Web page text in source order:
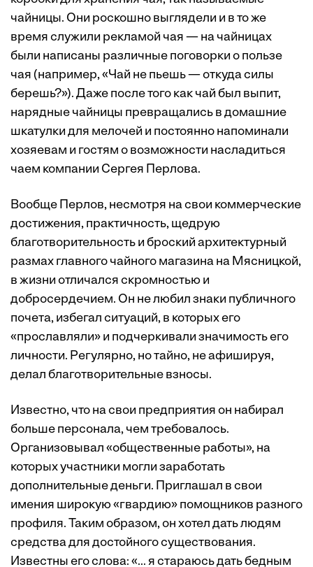
чайницы. Они роскошно выглядели и в то же
время служили рекламой чая — на чайницах
были написаны различные поговорки о пользе
чая (например, «Чай не пьешь — откуда силы
берешь?»). Даже после того как чай был выпит,
нарядные чайницы превращались в домашние
шкатулки для мелочей и постоянно напоминали
хозяевам и гостям о возможности насладиться
чаем компании Сергея Перлова.
Вообще Перлов, несмотря на свои коммерческие
достижения, практичность, щедрую
благотворительность и броский архитектурный
размах главного чайного магазина на Мясницкой,
в жизни отличался скромностью и
добросердечием. Он не любил знаки публичного
почета, избегал ситуаций, в которых его
«прославляли» и подчеркивали значимость его
личности. Регулярно, но тайно, не афишируя,
делал благотворительные взносы.
Известно, что на свои предприятия он набирал
больше персонала, чем требовалось.
Организовывал «общественные работы», на
которых участники могли заработать
дополнительные деньги. Приглашал в свои
имения широкую «гвардию» помощников разного
профиля. Таким образом, он хотел дать людям
средства для достойного существования.
Известны его слова: «... я стараюсь дать бедным